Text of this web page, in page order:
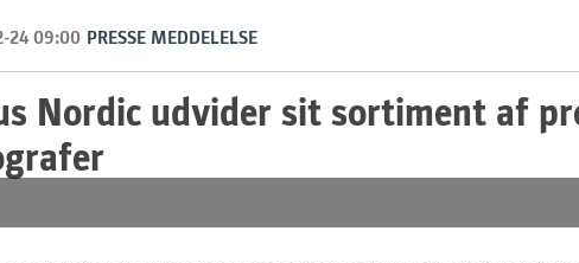
24 09:00 PRESSE MEDDELELSE
Nordic udvider sit sortiment af